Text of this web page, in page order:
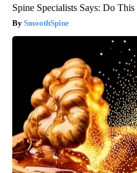
Spine Specialists Says: Do
SmoothSpine